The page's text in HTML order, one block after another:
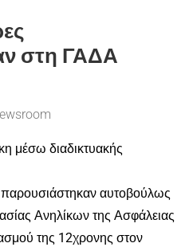
στη ΓΑΔΑ
μέσω διαδικτυακής
αυτοβούλως
Ανηλίκων της Ασφάλειας
της 12χρονης στον